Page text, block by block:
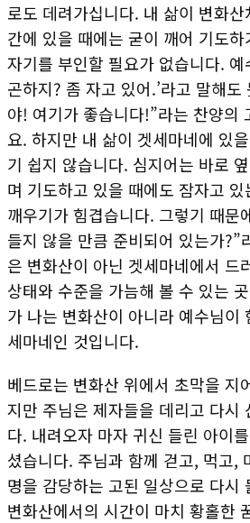
로도 데려가십니다. 내 삶이 변화
간에 있을 때에는 굳이 깨어 기도
자기를 부인할 필요가 없습니다.
곤하지? 좀 자고 있어.’라고 말해
야! 여기가 좋습니다!”라는 찬양의
요. 하지만 내 삶이 겟세마네에 있
기 쉽지 않습니다. 심지어는 바로
며 기도하고 있을 때에도 잠자고
깨우기가 힘겹습니다. 그렇기 때문
들지 않을 만큼 준비되어 있는가?”
은 변화산이 아닌 겟세마네에서 드
상태와 수준을 가늠해 볼 수 있는
가 나는 변화산이 아니라 예수님이
세마네인 것입니다.
베드로는 변화산 위에서 초막을 지
지만 주님은 제자들을 데리고 다시
다. 내려오자 마자 귀신 들린 아이
셨습니다. 주님과 함께 걷고, 먹고,
명을 감당하는 고된 일상으로 다시
변화산에서의 시간이 마치 황홀한